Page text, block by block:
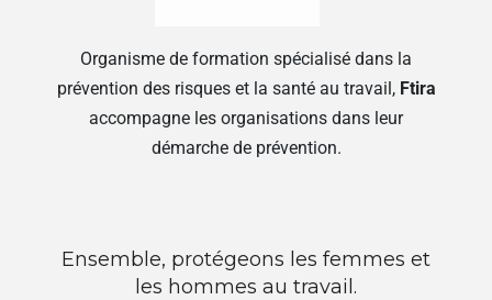
Organisme de formation spécialisé dans la
prévention des risques et la santé au travail, Ftira
accompagne les organisations dans leur
démarche de prévention.
Ensemble, protégeons les femmes et
les hommes au travail.